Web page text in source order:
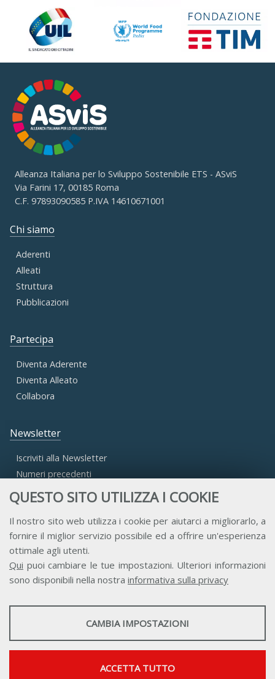
QUESTO SITO UTILIZZA I COOKIE
Il nostro sito web utilizza i cookie per aiutarci a migliorarlo, a
fornire il miglior servizio possibile ed a offrire un'esperienza
ottimale agli utenti.
Qui puoi cambiare le tue impostazioni. Ulteriori informazioni
sono disponibili nella nostra informativa sulla privacy
STATISTICHE
Mostra maggiori informazioni
CAMBIA IMPOSTAZIONI
ACCETTA TUTTO
Alleanza Italiana per lo Sviluppo Sostenibile ETS - ASviS
Via Farini 17, 00185 Roma
C.F. 97893090585 P.IVA 14610671001
Chi siamo
Aderenti
Alleati
Struttura
Pubblicazioni
Partecipa
Diventa Aderente
Diventa Alleato
Collabora
Newsletter
Iscriviti alla Newsletter
Numeri precedenti
Accesso Aderenti
Accesso Consulta
Accesso Team
Contatti Privacy Trasparenza Credits